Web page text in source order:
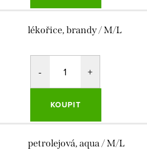
lékořice, brandy / M/L
KOUPIT
petrolejová, aqua / M/L